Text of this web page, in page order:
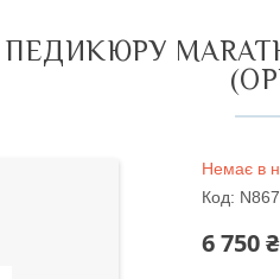
Немає в
Код:
6 750 ₴